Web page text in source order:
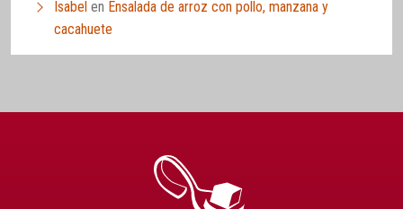
Isabel en Ensalada de arroz con pollo, manzana y
cacahuete